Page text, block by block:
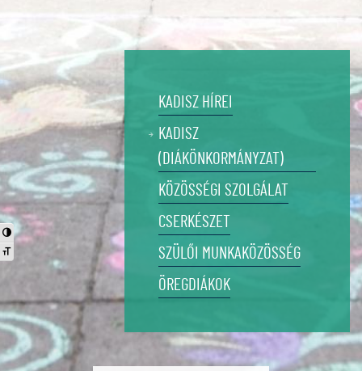
Nagy kontraszt váltása
Betűméret váltása
KADISZ HÍREI
KADISZ
(DIÁKÖNKORMÁNYZAT)
KÖZÖSSÉGI SZOLGÁLAT
CSERKÉSZET
SZÜLŐI MUNKAKÖZÖSSÉG
ÖREGDIÁKOK